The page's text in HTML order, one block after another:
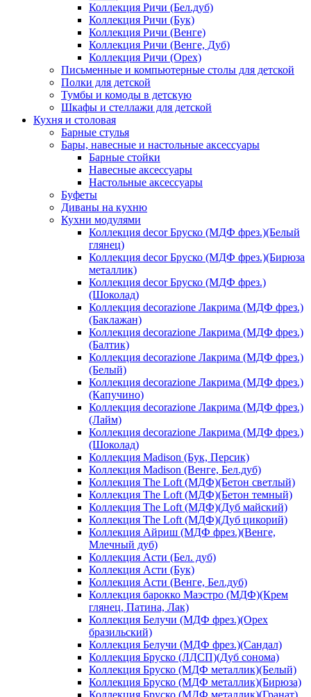
Коллекция Ричи (Бел.дуб)
Коллекция Ричи (Бук)
Коллекция Ричи (Венге)
Коллекция Ричи (Венге, Дуб)
Коллекция Ричи (Орех)
Письменные и компьютерные столы для детской
Полки для детской
Тумбы и комоды в детскую
Шкафы и стеллажи для детской
Кухня и столовая
Барные стулья
Бары, навесные и настольные аксессуары
Барные стойки
Навесные аксессуары
Настольные аксессуары
Буфеты
Диваны на кухню
Кухни модулями
Коллекция decor Бруско (МДФ фрез.)(Белый
глянец)
Коллекция decor Бруско (МДФ фрез.)(Бирюза
металлик)
Коллекция decor Бруско (МДФ фрез.)
(Шоколад)
Коллекция decorazione Лакрима (МДФ фрез.)
(Баклажан)
Коллекция decorazione Лакрима (МДФ фрез.)
(Балтик)
Коллекция decorazione Лакрима (МДФ фрез.)
(Белый)
Коллекция decorazione Лакрима (МДФ фрез.)
(Капучино)
Коллекция decorazione Лакрима (МДФ фрез.)
(Лайм)
Коллекция decorazione Лакрима (МДФ фрез.)
(Шоколад)
Коллекция Madison (Бук, Персик)
Коллекция Madison (Венге, Бел.дуб)
Коллекция The Loft (МДФ)(Бетон светлый)
Коллекция The Loft (МДФ)(Бетон темный)
Коллекция The Loft (МДФ)(Дуб майский)
Коллекция The Loft (МДФ)(Дуб цикорий)
Коллекция Айриш (МДФ фрез.)(Венге,
Млечный дуб)
Коллекция Асти (Бел. дуб)
Коллекция Асти (Бук)
Коллекция Асти (Венге, Бел.дуб)
Коллекция барокко Маэстро (МДФ)(Крем
глянец, Патина, Лак)
Коллекция Белучи (МДФ фрез.)(Орех
бразильский)
Коллекция Белучи (МДФ фрез.)(Сандал)
Коллекция Бруско (ЛДСП)(Дуб сонома)
Коллекция Бруско (МДФ металлик)(Белый)
Коллекция Бруско (МДФ металлик)(Бирюза)
Коллекция Бруско (МДФ металлик)(Гранат)